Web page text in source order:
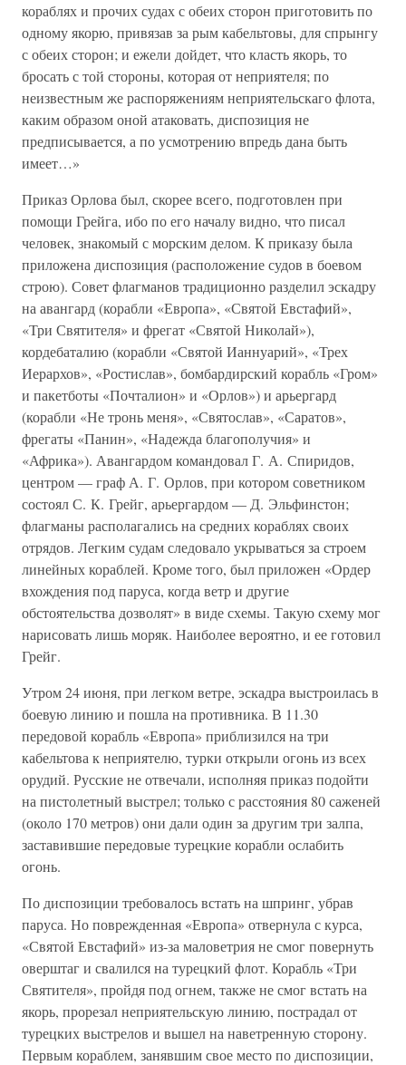
кораблях и прочих судах с обеих сторон приготовить по
одному якорю, привязав за рым кабельтовы, для спрынгу
с обеих сторон; и ежели дойдет, что класть якорь, то
бросать с той стороны, которая от неприятеля; по
неизвестным же распоряжениям неприятельскаго флота,
каким образом оной атаковать, диспозиция не
предписывается, а по усмотрению впредь дана быть
имеет…»
Приказ Орлова был, скорее всего, подготовлен при
помощи Грейга, ибо по его началу видно, что писал
человек, знакомый с морским делом. К приказу была
приложена диспозиция (расположение судов в боевом
строю). Совет флагманов традиционно разделил эскадру
на авангард (корабли «Европа», «Святой Евстафий»,
«Три Святителя» и фрегат «Святой Николай»),
кордебаталию (корабли «Святой Ианнуарий», «Трех
Иерархов», «Ростислав», бомбардирский корабль «Гром»
и пакетботы «Почталион» и «Орлов») и арьергард
(корабли «Не тронь меня», «Святослав», «Саратов»,
фрегаты «Панин», «Надежда благополучия» и
«Африка»). Авангардом командовал Г. А. Спиридов,
центром — граф А. Г. Орлов, при котором советником
состоял С. К. Грейг, арьергардом — Д. Эльфинстон;
флагманы располагались на средних кораблях своих
отрядов. Легким судам следовало укрываться за строем
линейных кораблей. Кроме того, был приложен «Ордер
вхождения под паруса, когда ветр и другие
обстоятельства дозволят» в виде схемы. Такую схему мог
нарисовать лишь моряк. Наиболее вероятно, и ее готовил
Грейг.
Утром 24 июня, при легком ветре, эскадра выстроилась в
боевую линию и пошла на противника. В 11.30
передовой корабль «Европа» приблизился на три
кабельтова к неприятелю, турки открыли огонь из всех
орудий. Русские не отвечали, исполняя приказ подойти
на пистолетный выстрел; только с расстояния 80 саженей
(около 170 метров) они дали один за другим три залпа,
заставившие передовые турецкие корабли ослабить
огонь.
По диспозиции требовалось встать на шпринг, убрав
паруса. Но поврежденная «Европа» отвернула с курса,
«Святой Евстафий» из-за маловетрия не смог повернуть
оверштаг и свалился на турецкий флот. Корабль «Три
Святителя», пройдя под огнем, также не смог встать на
якорь, прорезал неприятельскую линию, пострадал от
турецких выстрелов и вышел на наветренную сторону.
Первым кораблем, занявшим свое место по диспозиции,